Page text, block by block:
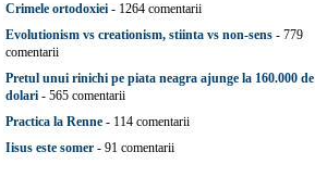
Crimele ortodoxiei - 1264 comentarii
Evolutionism vs creationism, stiinta vs non-sens - 779
comentarii
Pretul unui rinichi pe piata neagra ajunge la 160.000 de
dolari - 565 comentarii
Practica la Renne - 114 comentarii
Iisus este somer - 91 comentarii